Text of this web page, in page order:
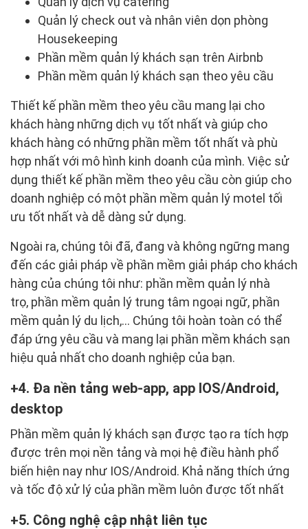
Quản lý check out và nhân viên dọn phòng
Housekeeping
Phần mềm quản lý khách sạn trên Airbnb
Phần mềm quản lý khách sạn theo yêu cầu
Thiết kế phần mềm theo yêu cầu mang lại cho
khách hàng những dịch vụ tốt nhất và giúp cho
khách hàng có những phần mềm tốt nhất và phù
hợp nhất với mô hình kinh doanh của mình. Việc sử
dụng thiết kế phần mềm theo yêu cầu còn giúp cho
doanh nghiệp có một phần mềm quản lý motel tối
ưu tốt nhất và dễ dàng sử dụng.
Ngoài ra, chúng tôi đã, đang và không ngững mang
đến các giải pháp về phần mềm giải pháp cho khách
hàng của chúng tôi như: phần mềm quản lý nhà
trọ, phần mềm quản lý trung tâm ngoại ngữ, phần
mềm quản lý du lịch,… Chúng tôi hoàn toàn có thể
đáp ứng yêu cầu và mang lại phần mềm khách sạn
hiệu quả nhất cho doanh nghiệp của bạn.
4. Đa nền tảng web-app, app IOS/Android,
desktop
Phần mềm quản lý khách sạn được tạo ra tích hợp
được trên mọi nền tảng và mọi hệ điều hành phổ
biến hiện nay như IOS/Android. Khả năng thích ứng
và tốc độ xử lý của phần mềm luôn được tốt nhất
5. Công nghệ cập nhật liên tục